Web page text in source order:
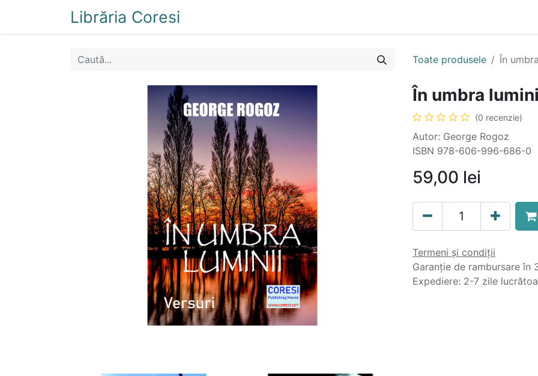
Librăria Coresi
Toate produsele În
În umbra
(0 recenzie)
Autor: George Rogoz
ISBN 978-606-996-686-0
59,00 lei
Termeni și condiții
Garanție de rambursare în
Expediere: 2-7 zile